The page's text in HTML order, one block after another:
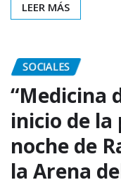
LEER MÁS
SOCIALES
“Medicina
inicio de
noche de
la Arena